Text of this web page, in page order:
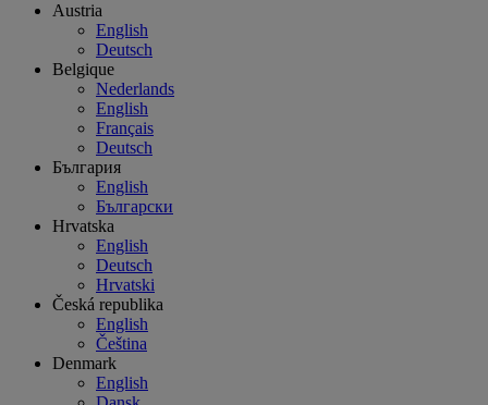
Austria
English
Deutsch
Belgique
Nederlands
English
Français
Deutsch
България
English
Български
Hrvatska
English
Deutsch
Hrvatski
Česká republika
English
Čeština
Denmark
English